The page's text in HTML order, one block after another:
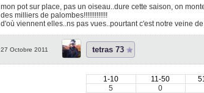
mon pot sur place, pas un oiseau..dure cette saison, on
des milliers de palombes!!!!!!!!!!!!!
d'où viennent elles..ns pas vues..pourtant c'est notre veine
27 Octobre 2011 tetras 73
1-10 11-50
5
0